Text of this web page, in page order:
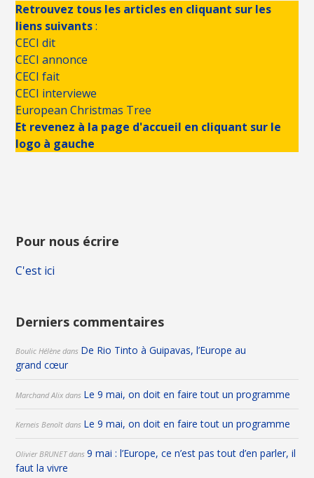
Retrouvez tous les articles en cliquant sur les
liens suivants:
CECI dit
CECI annonce
CECI fait
CECI interviewe
European Christmas Tree
Et revenez à la page d'accueil en cliquant sur le
logo à gauche
Pour nous écrire
C'est ici
Derniers commentaires
Boulic Hélène dans De Rio Tinto à Guipavas, l’Europe au
grand cœur
Marchand Alix dans Le 9 mai, on doit en faire tout un programme
Kerneis Benoît dans Le 9 mai, on doit en faire tout un programme
Olivier BRUNETdans9 mai : l’Europe, ce n’est pas tout d’en parler, il
faut la vivre